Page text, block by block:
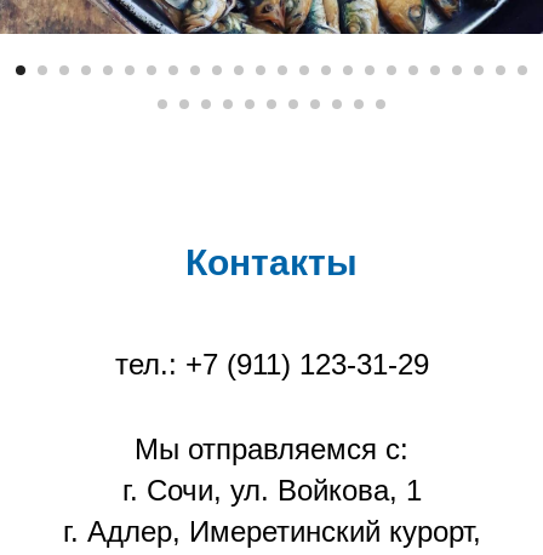
Контакты
тел.: +7 (911) 123-31-29
Мы отправляемся с:
г. Сочи, ул. Войкова, 1
г. Адлер, Имеретинский курорт,